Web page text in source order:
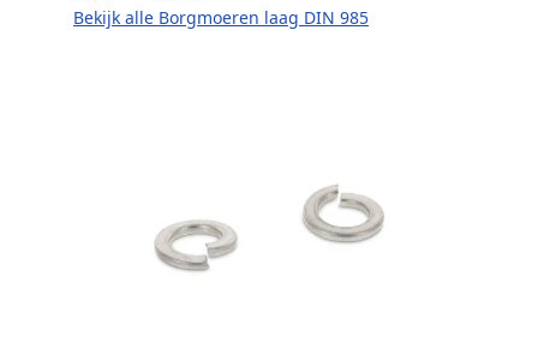
Bekijk alle Borgmoeren laag DIN 985